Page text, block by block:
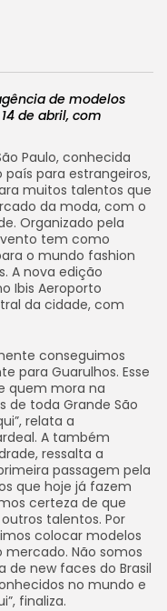
de modelos
de abril, com
Paulo, conhecida
para estrangeiros,
muitos talentos que
da moda, com o
Organizado pela
tem como
o mundo fashion
A nova edição
Ibis Aeroporto
da cidade, com
conseguimos
para Guarulhos. Esse
quem mora na
de toda Grande São
relata a
A também
ressalta a
passagem pela
que hoje já fazem
certeza de que
talentos. Por
colocar modelos
Não somos
new faces do Brasil
no mundo e
finaliza.